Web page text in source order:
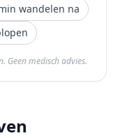
wandelen na
Geen medisch advies.